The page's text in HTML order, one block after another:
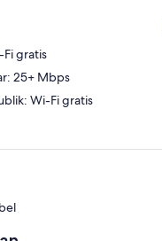
Fi gratis
25+ Mbps
Wi-Fi gratis